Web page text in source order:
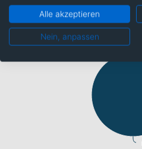
WährungenAlle akzeptieren
Nein, anpassen